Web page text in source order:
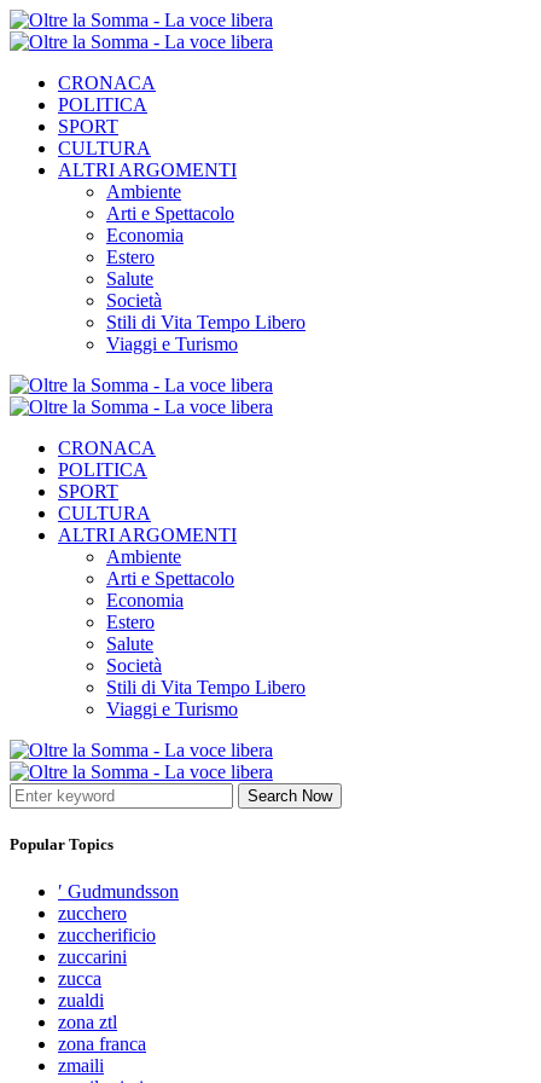
CRONACA
POLITICA
SPORT
CULTURA
ALTRI ARGOMENTI
Ambiente
Arti e Spettacolo
Economia
Estero
Salute
Società
Stili di Vita Tempo Libero
Viaggi e Turismo
CRONACA
POLITICA
SPORT
CULTURA
ALTRI ARGOMENTI
Ambiente
Arti e Spettacolo
Economia
Estero
Salute
Società
Stili di Vita Tempo Libero
Viaggi e Turismo
Search Now
Popular Topics
′ Gudmundsson
zucchero
zuccherificio
zuccarini
zucca
zualdi
zona ztl
zona franca
zmaili